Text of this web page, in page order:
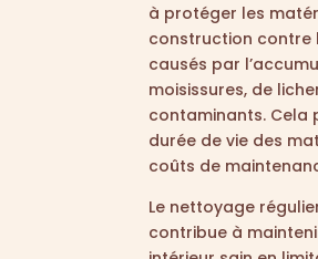
à protéger les
construction contre
causés par
moisissures, de
contaminants. Cela
durée de vie des
coûts de
Le nettoyage
contribue à